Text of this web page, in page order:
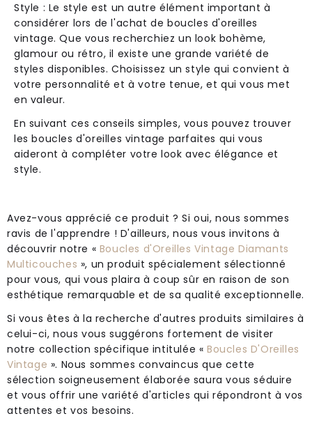
Style : Le style est un autre élément important à
considérer lors de l'achat de boucles d'oreilles
vintage. Que vous recherchiez un look bohème,
glamour ou rétro, il existe une grande variété de
styles disponibles. Choisissez un style qui convient à
votre personnalité et à votre tenue, et qui vous met
en valeur.
En suivant ces conseils simples, vous pouvez trouver
les boucles d'oreilles vintage parfaites qui vous
aideront à compléter votre look avec élégance et
style.
Avez-vous apprécié ce produit ? Si oui, nous sommes
ravis de l'apprendre ! D'ailleurs, nous vous invitons à
découvrir notre « Boucles d'Oreilles Vintage Diamants
Multicouches », un produit spécialement sélectionné
pour vous, qui vous plaira à coup sûr en raison de son
esthétique remarquable et de sa qualité exceptionnelle.
Si vous êtes à la recherche d'autres produits similaires à
celui-ci, nous vous suggérons fortement de visiter
notre collection spécifique intitulée «Boucles D'Oreilles
Vintage ». Nous sommes convaincus que cette
sélection soigneusement élaborée saura vous séduire
et vous offrir une variété d'articles qui répondront à vos
attentes et vos besoins.